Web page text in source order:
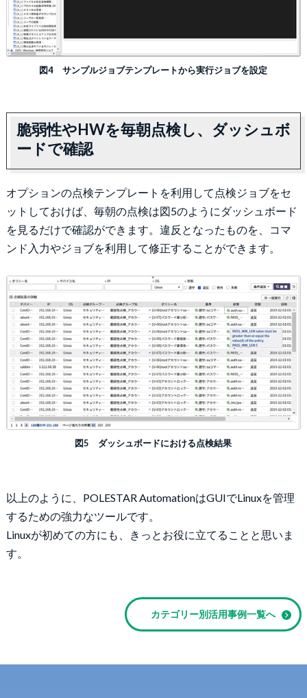
図4 サンプルジョブテンプレートから実行ジョブを設定
脆弱性やHWを毎朝点検し、ダッシュボ
ードで確認
オプションの点検テンプレートを利用して点検ジョブをセ
ットしておけば、毎朝の点検は図5のようにダッシュボード
を見るだけで確認ができます。違反となったものを、コマ
ンド入力やジョブを利用して修正することができます。
図5 ダッシュボードにおける点検結果
以上のように、POLESTAR AutomationはGUIでLinuxを管理
するための強力なツールです。
Linuxが初めての方にも、きっとお役に立てることと思いま
す。
カテゴリー別活用事例一覧へ